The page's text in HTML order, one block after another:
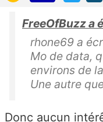
FreeOfBuzz a
rhone69 a
Mo de data,
environs de
Une autre
Donc aucun